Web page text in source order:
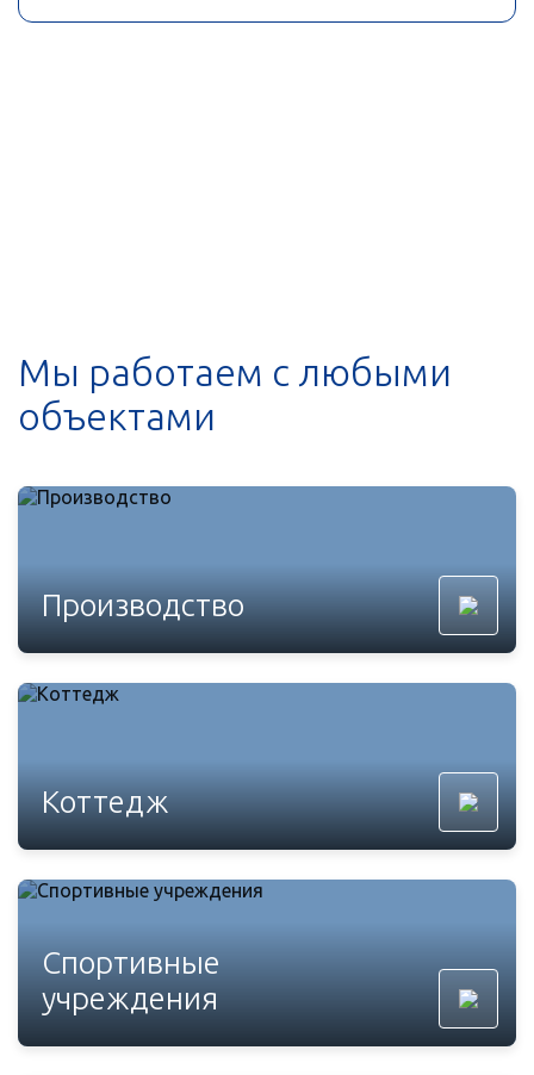
Мы работаем с любыми
объектами
Производство
Коттедж
Спортивные
учреждения